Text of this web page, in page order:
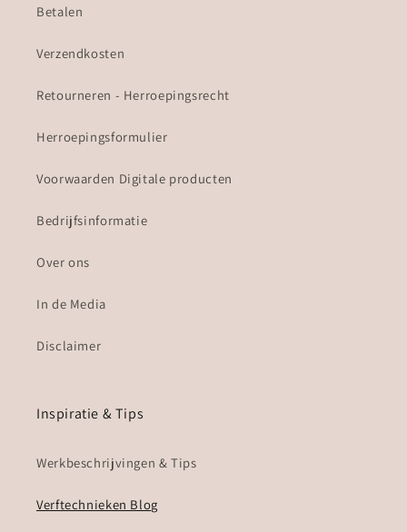
Betalen
Verzendkosten
Retourneren - Herroepingsrecht
Herroepingsformulier
Voorwaarden Digitale producten
Bedrijfsinformatie
Over ons
In de Media
Disclaimer
Inspiratie & Tips
Werkbeschrijvingen & Tips
Verftechnieken Blog